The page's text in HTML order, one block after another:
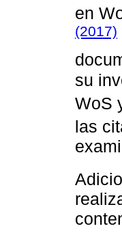
en
(2017)
su
WoS
las